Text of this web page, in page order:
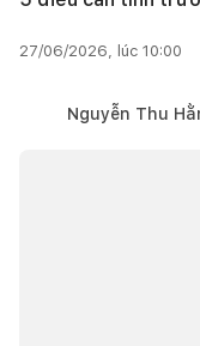
27/06/2026, lúc 10:00
Nguyễn Thu